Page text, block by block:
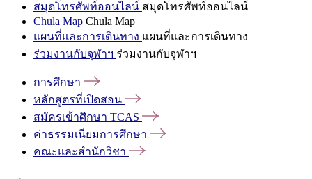
สมุดโทรศัพท์ออนไลน์ สมุดโทรศัพท์ออนไลน์
Chula Map Chula Map
แผนที่และการเดินทาง แผนที่และการเดินทาง
ร่วมงานกับจุฬาฯ ร่วมงานกับจุฬาฯ
การศึกษา
หลักสูตรที่เปิดสอน
สมัครเข้าศึกษา TCAS
ค่าธรรมเนียมการศึกษา
คณะและสำนักวิชา